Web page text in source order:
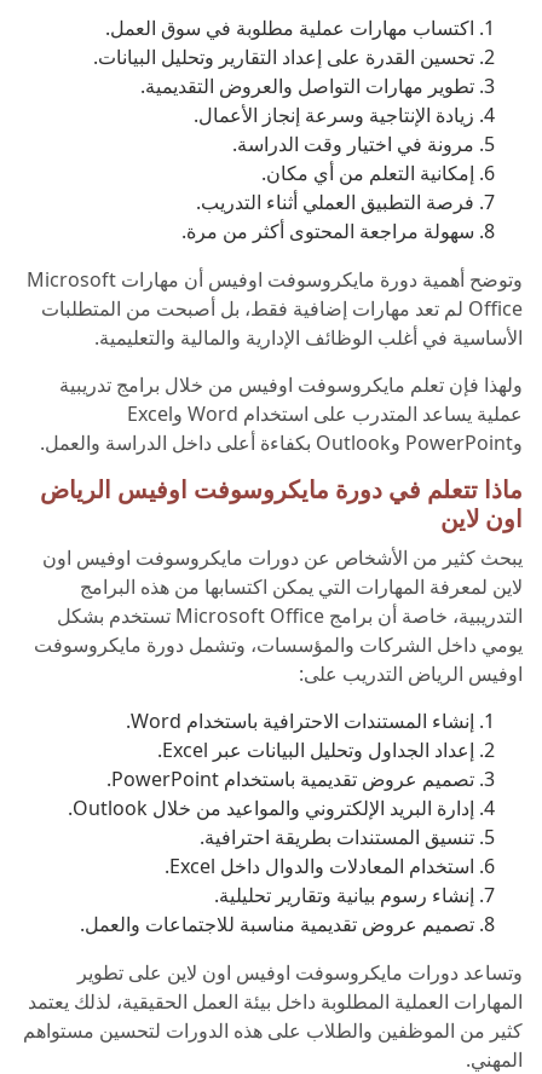
اكتساب مهارات عملية مطلوبة في سوق العمل.
تحسين القدرة على إعداد التقارير وتحليل البيانات.
تطوير مهارات التواصل والعروض التقديمية.
زيادة الإنتاجية وسرعة إنجاز الأعمال.
مرونة في اختيار وقت الدراسة.
إمكانية التعلم من أي مكان.
فرصة التطبيق العملي أثناء التدريب.
سهولة مراجعة المحتوى أكثر من مرة.
وتوضح أهمية دورة مايكروسوفت اوفيس أن مهارات Microsoft
Office لم تعد مهارات إضافية فقط، بل أصبحت من المتطلبات
الأساسية في أغلب الوظائف الإدارية والمالية والتعليمية.
ولهذا فإن تعلم مايكروسوفت اوفيس من خلال برامج تدريبية
عملية يساعد المتدرب على استخدام Word وExcel
وPowerPoint وOutlook بكفاءة أعلى داخل الدراسة والعمل.
ماذا تتعلم في دورة مايكروسوفت اوفيس الرياض
اون لاين
يبحث كثير من الأشخاص عن دورات مايكروسوفت اوفيس اون
لاين لمعرفة المهارات التي يمكن اكتسابها من هذه البرامج
التدريبية، خاصة أن برامج Microsoft Office تستخدم بشكل
يومي داخل الشركات والمؤسسات، وتشمل دورة مايكروسوفت
اوفيس الرياض التدريب على:
إنشاء المستندات الاحترافية باستخدام Word.
إعداد الجداول وتحليل البيانات عبر Excel.
تصميم عروض تقديمية باستخدام PowerPoint.
إدارة البريد الإلكتروني والمواعيد من خلال Outlook.
تنسيق المستندات بطريقة احترافية.
استخدام المعادلات والدوال داخل Excel.
إنشاء رسوم بيانية وتقارير تحليلية.
تصميم عروض تقديمية مناسبة للاجتماعات والعمل.
وتساعد دورات مايكروسوفت اوفيس اون لاين على تطوير
المهارات العملية المطلوبة داخل بيئة العمل الحقيقية، لذلك يعتمد
كثير من الموظفين والطلاب على هذه الدورات لتحسين مستواهم
المهني.